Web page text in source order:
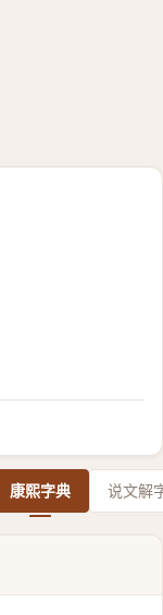
康熙字典 说文解